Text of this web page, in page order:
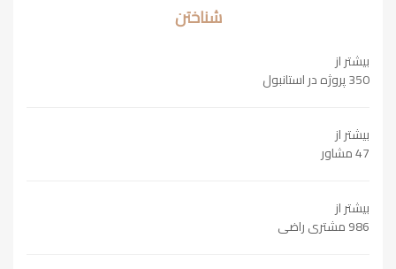
شناختن
بیشتر از
350 پروژه در استانبول
بیشتر از
47 مشاور
بیشتر از
986 مشتری راضی